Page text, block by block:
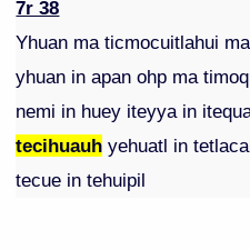
7r 38
Yhuan ma ticmocuitlahui
yhuan in apan ohp ma
nemi in huey iteyya in
tecihuauh yehuatl in
tecue in tehuipil